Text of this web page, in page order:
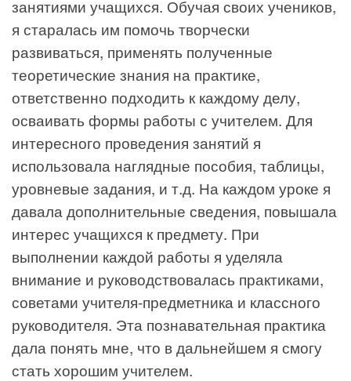
занятиями учащихся. Обучая своих учеников,
я старалась им помочь творчески
развиваться, применять полученные
теоретические знания на практике,
ответственно подходить к каждому делу,
осваивать формы работы с учителем. Для
интересного проведения занятий я
использовала наглядные пособия, таблицы,
уровневые задания, и т.д. На каждом уроке я
давала дополнительные сведения, повышала
интерес учащихся к предмету. При
выполнении каждой работы я уделяла
внимание и руководствовалась практиками,
советами учителя-предметника и классного
руководителя. Эта познавательная практика
дала понять мне, что в дальнейшем я смогу
стать хорошим учителем.